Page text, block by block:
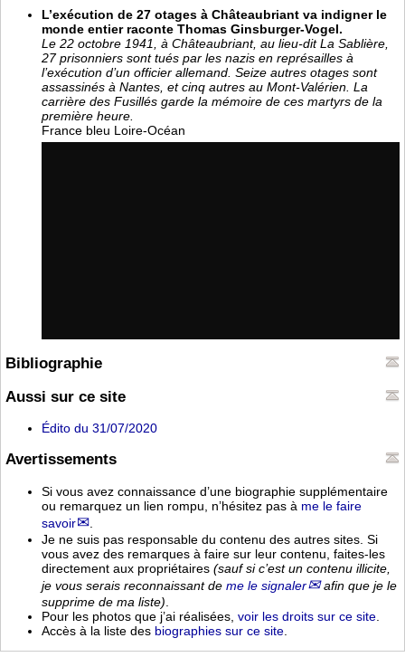
L’exécution de 27 otages à Châteaubriant va indigner le
monde entier raconte Thomas Ginsburger-Vogel.
Le 22 octobre 1941, à Châteaubriant, au lieu-dit La Sablière,
27 prisonniers sont tués par les nazis en représailles à
l’exécution d’un officier allemand. Seize autres otages sont
assassinés à Nantes, et cinq autres au Mont-Valérien. La
carrière des Fusillés garde la mémoire de ces martyrs de la
première heure.
France bleu Loire-Océan
Bibliographie
Aussi sur ce site
Édito du 31/07/2020
Avertissements
Si vous avez connaissance d’une biographie supplémentaire
ou remarquez un lien rompu, n’hésitez pas à me le faire
savoir
Je ne suis pas responsable du contenu des autres sites. Si
vous avez des remarques à faire sur leur contenu, faites-les
directement aux propriétaires (sauf si c’est un contenu illicite,
je vous serais reconnaissant de me le signaler
afin que je le
supprime de ma liste)
Pour les photos que j’ai réalisées, voir les droits sur ce site
Accès à la liste des biographies sur ce site